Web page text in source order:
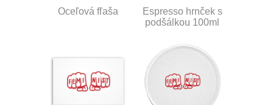
Oceľová fľaša
Espresso hrnček s
podšálkou 100ml